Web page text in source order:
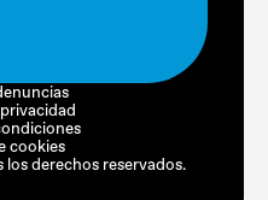
derechos reservados.
cookies